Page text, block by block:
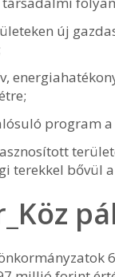
új
program
terekkel bővül